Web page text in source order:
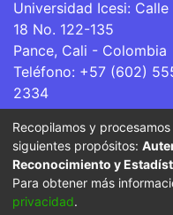
Universidad Icesi: Calle
18 No. 122-135
Pance, Cali - Colombia
Teléfono: +57 (602)
2334
La Universidad Icesi
Superior que se
por parte del
Recopilamos y
siguientes propósitos:
Reconocimiento y
Para obtener más
privacidad.